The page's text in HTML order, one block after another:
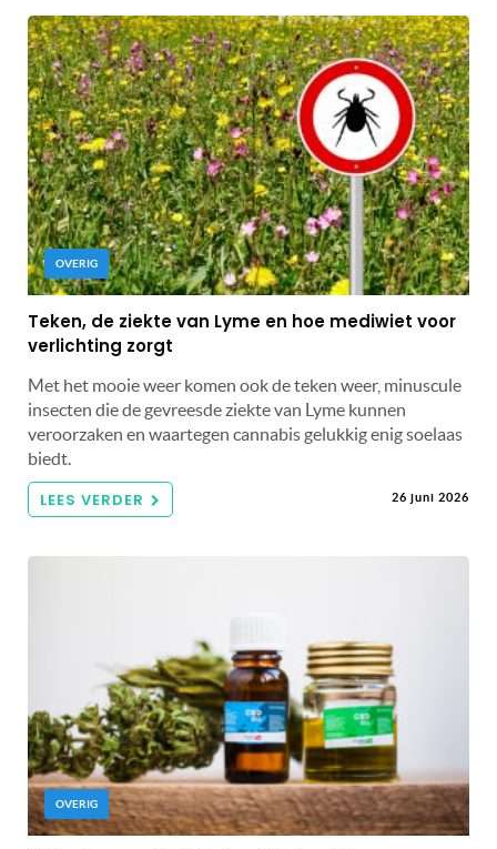
OVERIG
Teken, de ziekte van Lyme en hoe mediwiet voor
verlichting zorgt
Met het mooie weer komen ook de teken weer, minuscule
insecten die de gevreesde ziekte van Lyme kunnen
veroorzaken en waartegen cannabis gelukkig enig soelaas
biedt.
LEES VERDER 26 juni 2026
OVERIG